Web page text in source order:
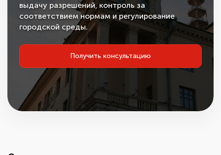
выдачу разрешений, контроль за
соответствием нормам и регулирование
городской среды.
Получить консультацию